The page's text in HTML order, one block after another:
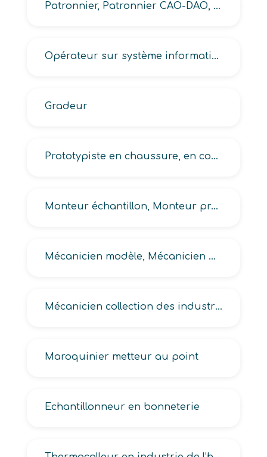
Patronnier, Patronnier CAO-DAO, Patronnier metteur au point en industrie des cuirs, peaux et matériaux associés
Opérateur sur système informatisé de patronage-gradation
Gradeur
Prototypiste en chaussure, en confection, en maroquinerie
Monteur échantillon, Monteur prototypiste
Mécanicien modèle, Mécanicien premier modèle, Mécanicien metteur au point en confection
Mécanicien collection des industries de l’habillement
Maroquinier metteur au point
Echantillonneur en bonneterie